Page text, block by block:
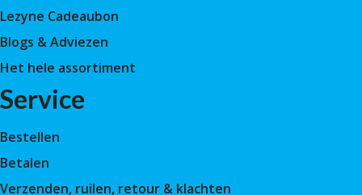
Lezyne Cadeaubon
Blogs & Adviezen
Het hele assortiment
Service
Bestellen
Betalen
Verzenden, ruilen, retour & klachten